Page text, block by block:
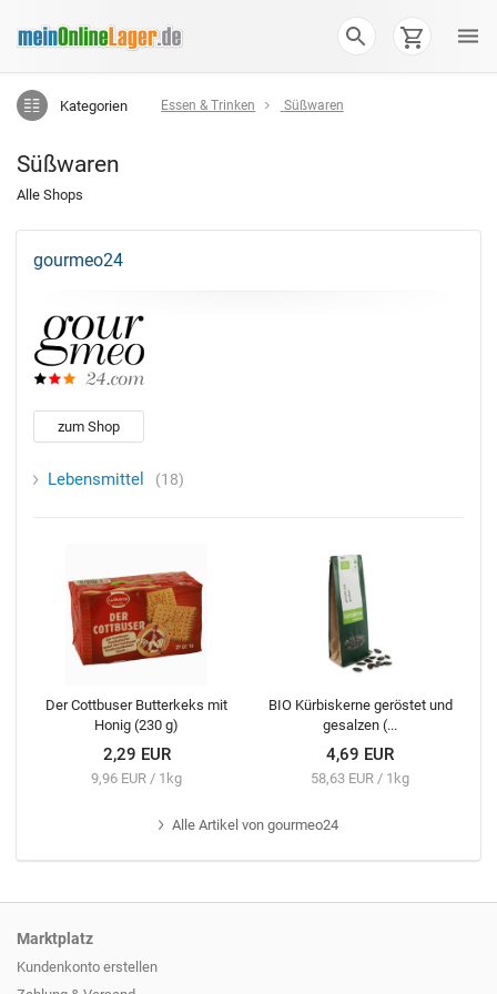
Kategorien Essen & Trinken Süßwaren
Süßwaren
Alle Shops
gourmeo24
zum Shop
Lebensmittel 18
Der Cottbuser Butterkeks mit
Honig (230 g)
2,29 EUR
9,96 EUR / 1kg
BIO Kürbiskerne geröstet und
gesalzen (...
4,69 EUR
58,63 EUR / 1kg
AlleArtikel von gourmeo24
Marktplatz
Kundenkonto erstellen